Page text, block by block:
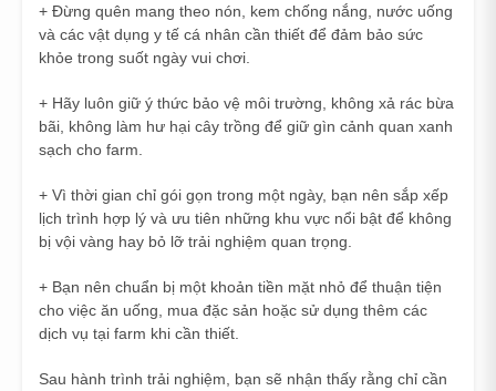
+ Đừng quên mang theo nón, kem chống nắng, nước uống
và các vật dụng y tế cá nhân cần thiết để đảm bảo sức
khỏe trong suốt ngày vui chơi.
+ Hãy luôn giữ ý thức bảo vệ môi trường, không xả rác bừa
bãi, không làm hư hại cây trồng để giữ gìn cảnh quan xanh
sạch cho farm.
+ Vì thời gian chỉ gói gọn trong một ngày, bạn nên sắp xếp
lịch trình hợp lý và ưu tiên những khu vực nổi bật để không
bị vội vàng hay bỏ lỡ trải nghiệm quan trọng.
+ Bạn nên chuẩn bị một khoản tiền mặt nhỏ để thuận tiện
cho việc ăn uống, mua đặc sản hoặc sử dụng thêm các
dịch vụ tại farm khi cần thiết.
Sau hành trình trải nghiệm, bạn sẽ nhận thấy rằng chỉ cần